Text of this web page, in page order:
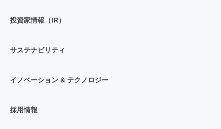
投資家情報（IR）
サステナビリティ
イノベーション & テクノロジー
採用情報